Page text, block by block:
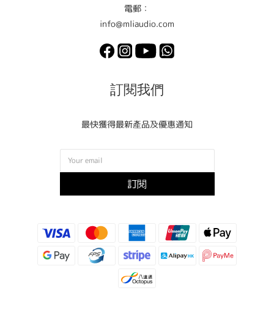
電郵：
info@mliaudio.com
訂閱我們
最快獲得最新產品及優惠通知
訂閱